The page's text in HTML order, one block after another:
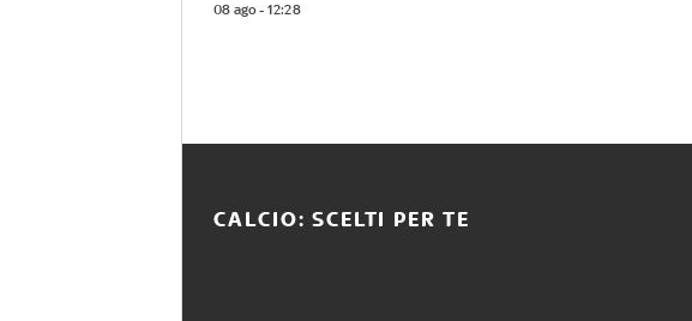
08 ago - 12:28
CALCIO: SCELTI PER TE